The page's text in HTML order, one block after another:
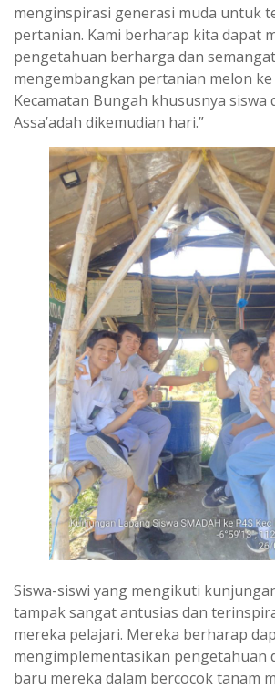
menginspirasi generasi muda untuk
pertanian. Kami berharap kita dapat
pengetahuan berharga dan
mengembangkan pertanian melon
Kecamatan Bungah khususnya siswa
Assa’adah dikemudian hari.”
Siswa-siswi yang mengikuti
tampak sangat antusias dan
mereka pelajari. Mereka berharap
mengimplementasikan pengetahuan
baru mereka dalam bercocok tanam